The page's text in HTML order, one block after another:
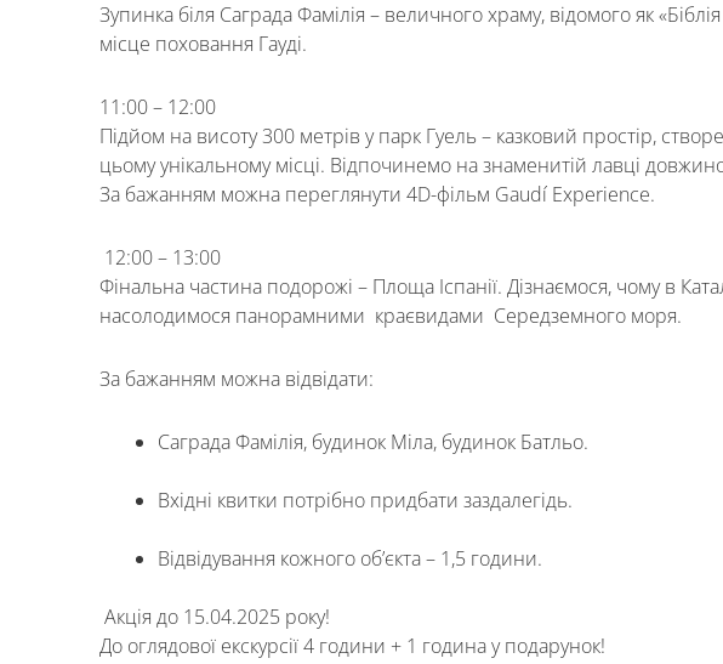
Зупинка біля Саграда Фамілія – величного храму, відомого як
місце поховання Гауді.
11:00 – 12:00
Підйом на висоту 300 метрів у парк Гуель – казковий простір,
цьому унікальному місці. Відпочинемо на знаменитій лавці
За бажанням можна переглянути 4D-фільм Gaudí Experience.
12:00 – 13:00
Фінальна частина подорожі – Площа Іспанії. Дізнаємося, чому в
насолодимося панорамними краєвидами Середземного моря.
За бажанням можна відвідати:
Саграда Фамілія, будинок Міла, будинок Батльо.
Вхідні квитки потрібно придбати заздалегідь.
Відвідування кожного об’єкта – 1,5 години.
Акція до 15.04.2025 року!
До оглядової екскурсії 4 години + 1 година у подарунок!
Имя*
Телефон*